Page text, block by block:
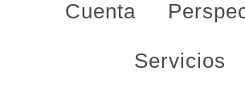
Cuenta
Servicios